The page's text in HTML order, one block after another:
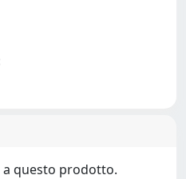
a questo prodotto.